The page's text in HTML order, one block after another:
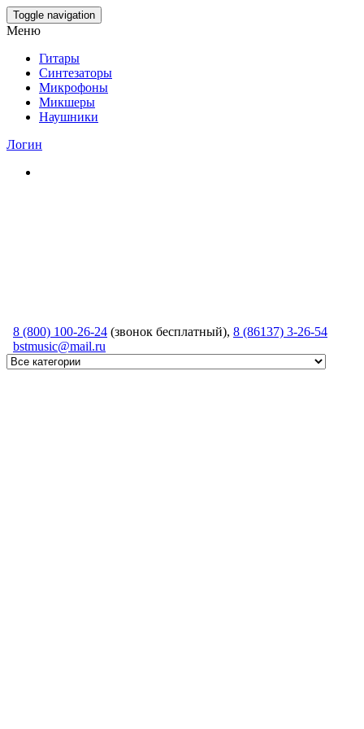
Skip
to
content
Toggle navigation
Меню
Гитары
Синтезаторы
Микрофоны
Микшеры
Наушники
Логин
8 (800) 100-26-24 (звонок бесплатный), 8 (86137) 3-26-54
bstmusic@mail.ru